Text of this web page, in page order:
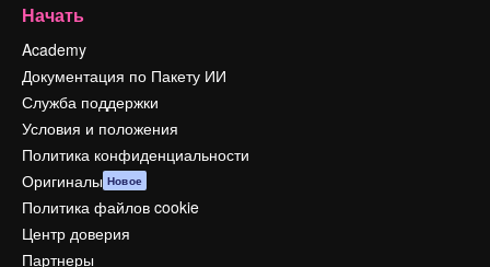
Начать
Academy
Документация по Пакету ИИ
Служба поддержки
Условия и положения
Политика конфиденциальности
Оригиналы Новое
Политика файлов cookie
Центр доверия
Партнеры